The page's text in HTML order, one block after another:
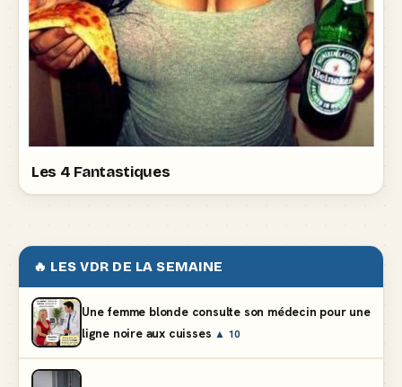
Les 4 Fantastiques
🔥 LES VDR DE LA SEMAINE
Une femme blonde consulte son médecin pour une
ligne noire aux cuisses ▲ 10